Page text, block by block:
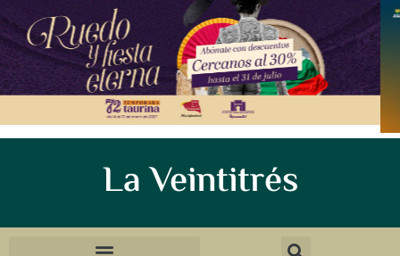
La Veintitrés